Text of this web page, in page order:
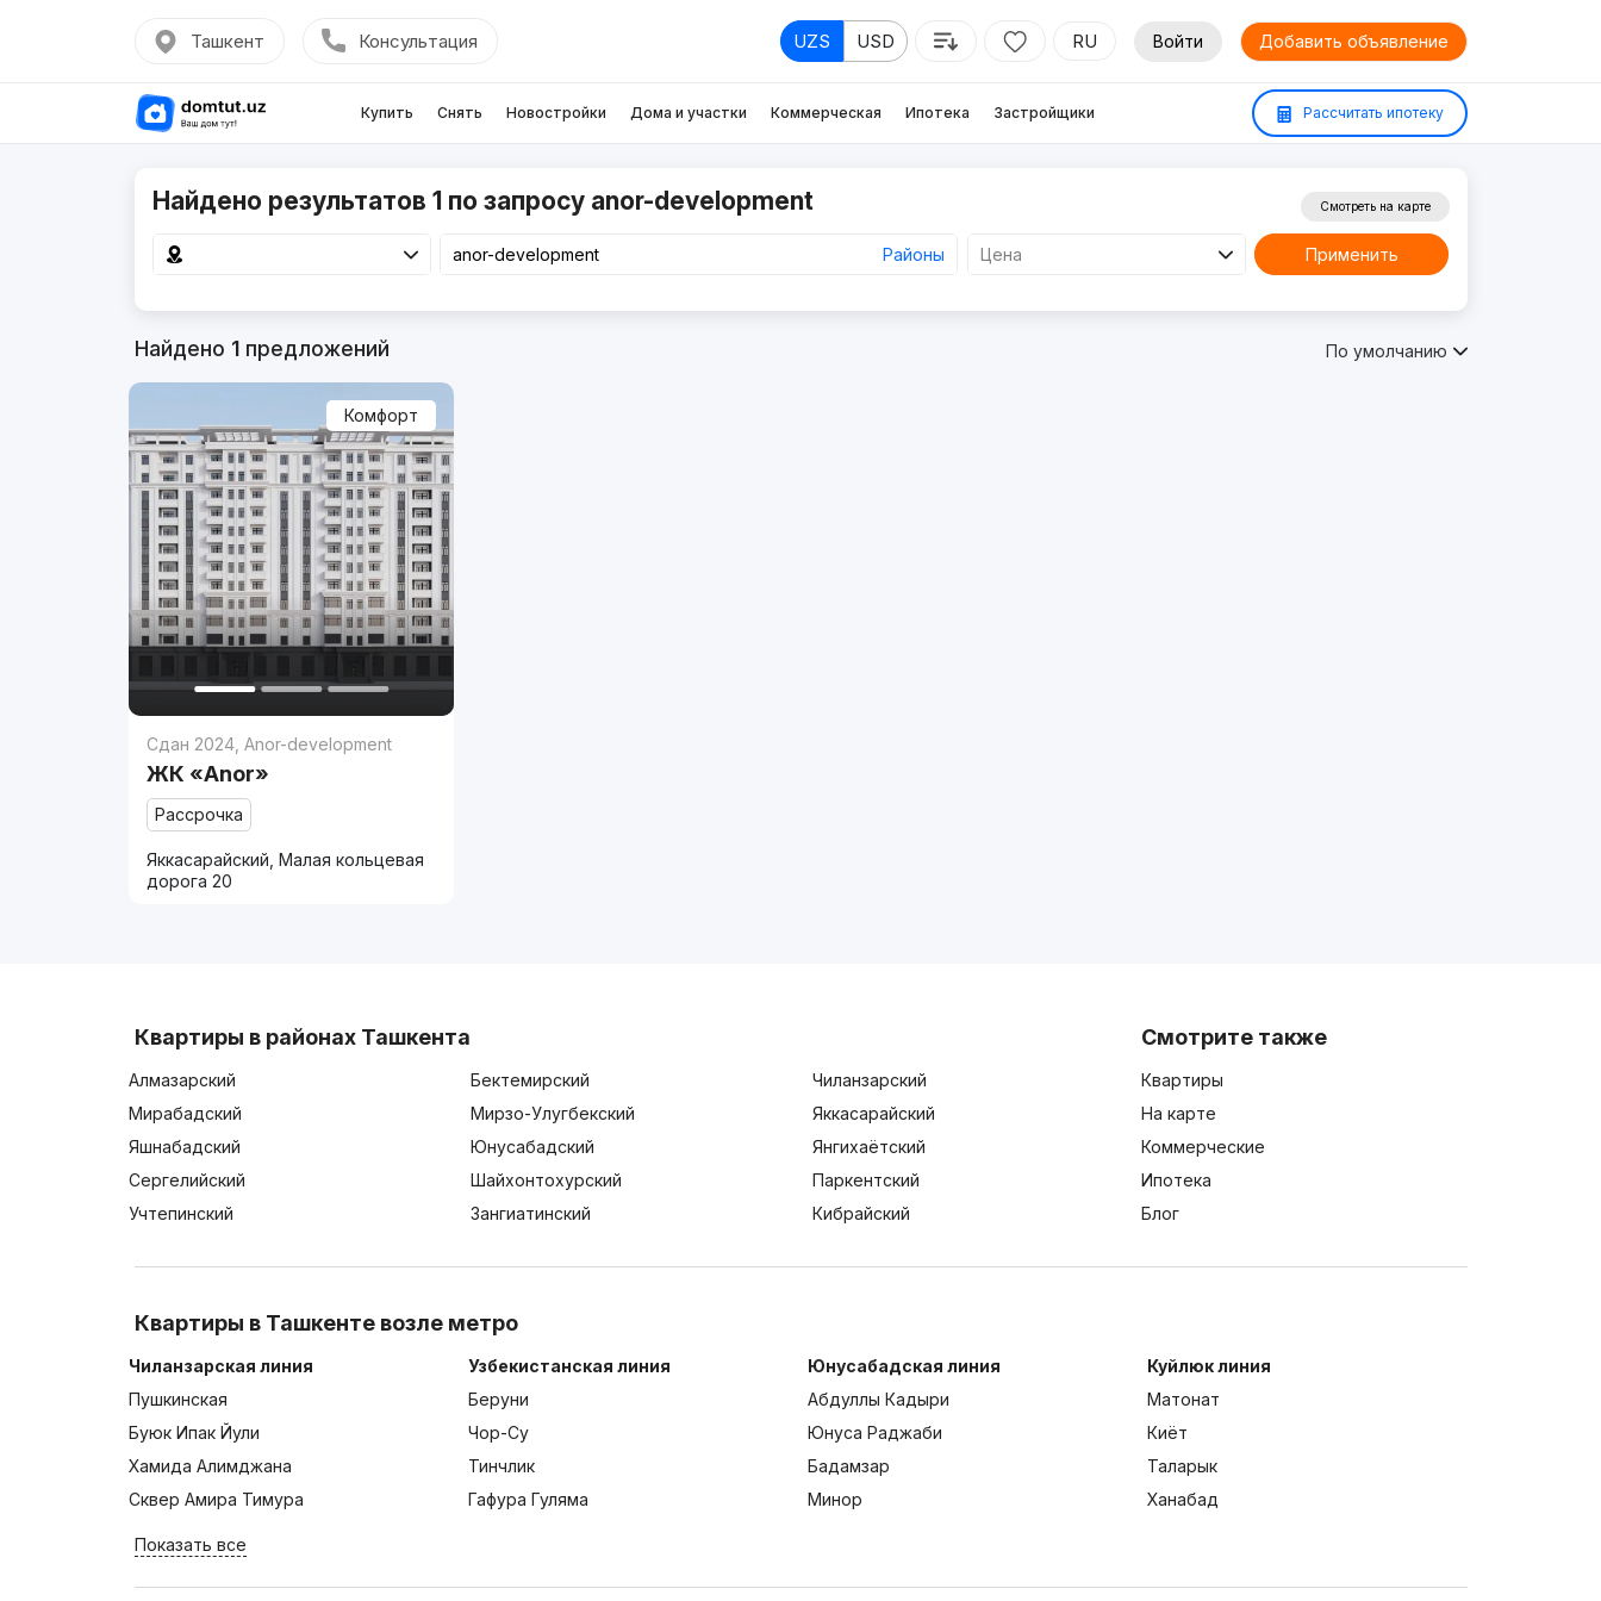
Ташкент Консультация UZS USD RU Войти Добавить объявление
Купить Снять Новостройки Дома и участки Коммерческая Ипотека Застройщики Рассчитать ипотеку
Найдено результатов 1 по запросу anor-development
Районы Цена
Смотреть на карте
Применить
Найдено 1предложений По умолчанию
Комфорт
Сдан 2024 ,Anor-development
ЖК «Anor»
Рассрочка
Яккасарайский, Малая кольцевая
дорога 20
Квартиры в районах Ташкента
Алмазарский Бектемирский
Чиланзарский
Мирабадский
Мирзо-Улугбекский
Яккасарайский
Яшнабадский
Юнусабадский
Янгихаётский
Сергелийский
Шайхонтохурский
Паркентский
Учтепинский
Зангиатинский Кибрайский
Смотрите также
Квартиры
На карте
Коммерческие
Ипотека
Блог
Квартиры в Ташкенте возле метро
Чиланзарская линия
Пушкинская
Буюк Ипак Йули
Хамида Алимджана
Сквер Амира Тимура
Узбекистанская линия
Беруни
Чор-Су
Тинчлик
Гафура Гуляма
Юнусабадская линия
Абдуллы Кадыри
Юнуса Раджаби
Бадамзар
Минор
Куйлюк линия
Матонат
Киёт
Таларык
Ханабад
Показать все